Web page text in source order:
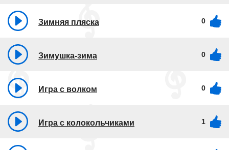
Зимняя пляска 0
Зимушка-зима 0
Игра с волком 0
Игра с колокольчиками 1